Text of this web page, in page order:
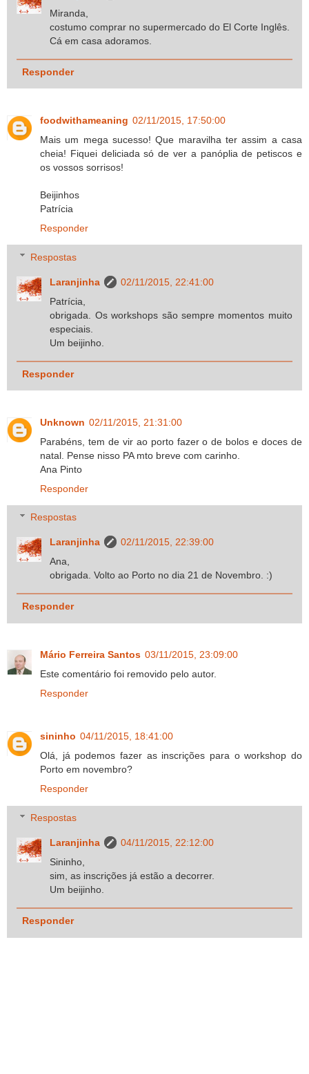
Miranda,
costumo comprar no supermercado do El Corte Inglês.
Cá em casa adoramos.
Responder
foodwithameaning 02/11/2015, 17:50:00
Mais um mega sucesso! Que maravilha ter assim a casa
cheia! Fiquei deliciada só de ver a panóplia de petiscos e
os vossos sorrisos!
Beijinhos
Patrícia
Responder
Respostas
Laranjinha
02/11/2015, 22:41:00
Patrícia,
obrigada. Os workshops são sempre momentos muito
especiais.
Um beijinho.
Responder
Unknown 02/11/2015, 21:31:00
Parabéns, tem de vir ao porto fazer o de bolos e doces de
natal. Pense nisso PA mto breve com carinho.
Ana Pinto
Responder
Respostas
Laranjinha
02/11/2015, 22:39:00
Ana,
obrigada. Volto ao Porto no dia 21 de Novembro. :)
Responder
Mário Ferreira Santos 03/11/2015, 23:09:00
Este comentário foi removido pelo autor.
Responder
sininho 04/11/2015, 18:41:00
Olá, já podemos fazer as inscrições para o workshop do
Porto em novembro?
Responder
Respostas
Laranjinha
04/11/2015, 22:12:00
Sininho,
sim, as inscrições já estão a decorrer.
Um beijinho.
Responder